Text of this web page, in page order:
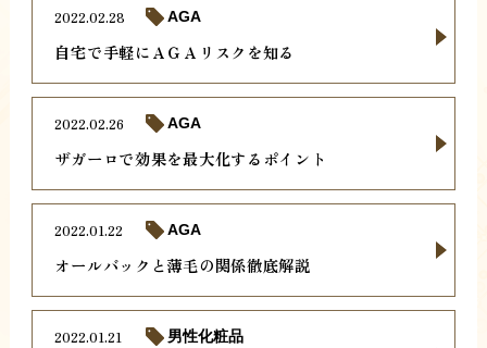
自宅で手軽にＡＧＡリスクを知る
2022.02.28 AGA
ザガーロで効果を最大化するポイント
2022.02.26 AGA
オールバックと薄毛の関係徹底解説
2022.01.22 AGA
2022.01.21 男性化粧品